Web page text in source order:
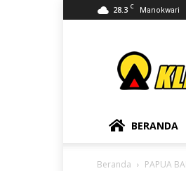
28.3 C Manokwari
BERANDA
Beranda PAPUA